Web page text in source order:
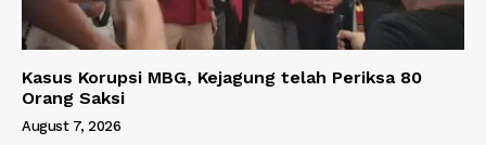
Kasus Korupsi MBG, Kejagung telah Periksa 80
Orang Saksi
August 7, 2026